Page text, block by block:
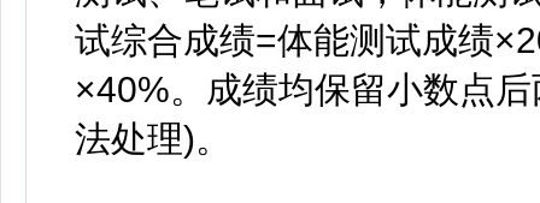
试综合成绩=体能测试成绩
×40%。成绩均保留小数点
法处理)。